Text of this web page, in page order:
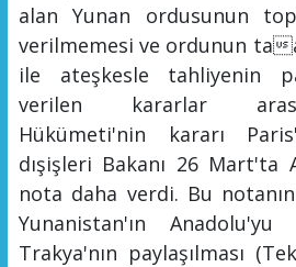
alan Yunan ordusunun
verilmemesi ve ordunun ta
ile ateşkesle tahliyenin
verilen kararlar
Hükümeti'nin kararı
dışişleri Bakanı 26
nota daha verdi. Bu
Yunanistan'ın Anadolu'yu
Trakya'nın paylaşılması